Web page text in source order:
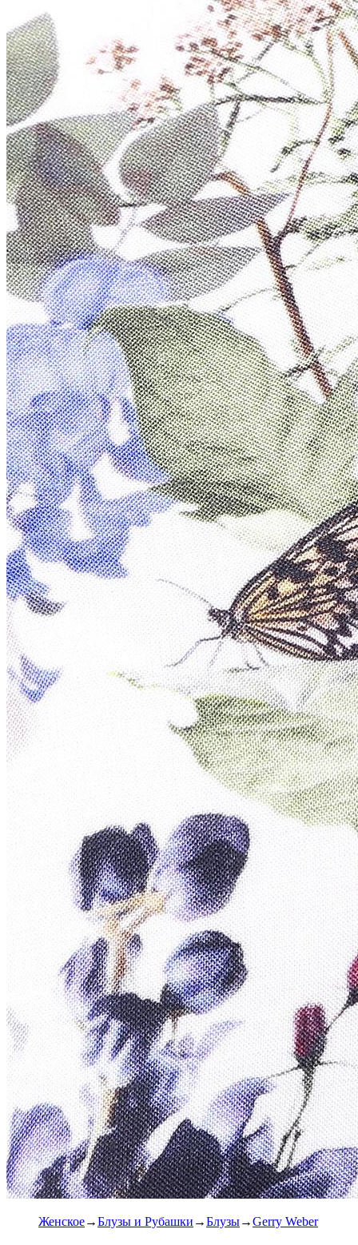
Женское Блузы и Рубашки Блузы Gerry Weber